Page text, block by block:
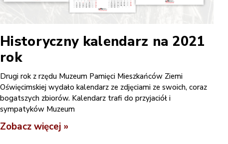
Historyczny kalendarz na 2021
rok
Drugi rok z rzędu Muzeum Pamięci Mieszkańców Ziemi
Oświęcimskiej wydało kalendarz ze zdjęciami ze swoich, coraz
bogatszych zbiorów. Kalendarz trafi do przyjaciół i
sympatyków Muzeum
Zobacz więcej »